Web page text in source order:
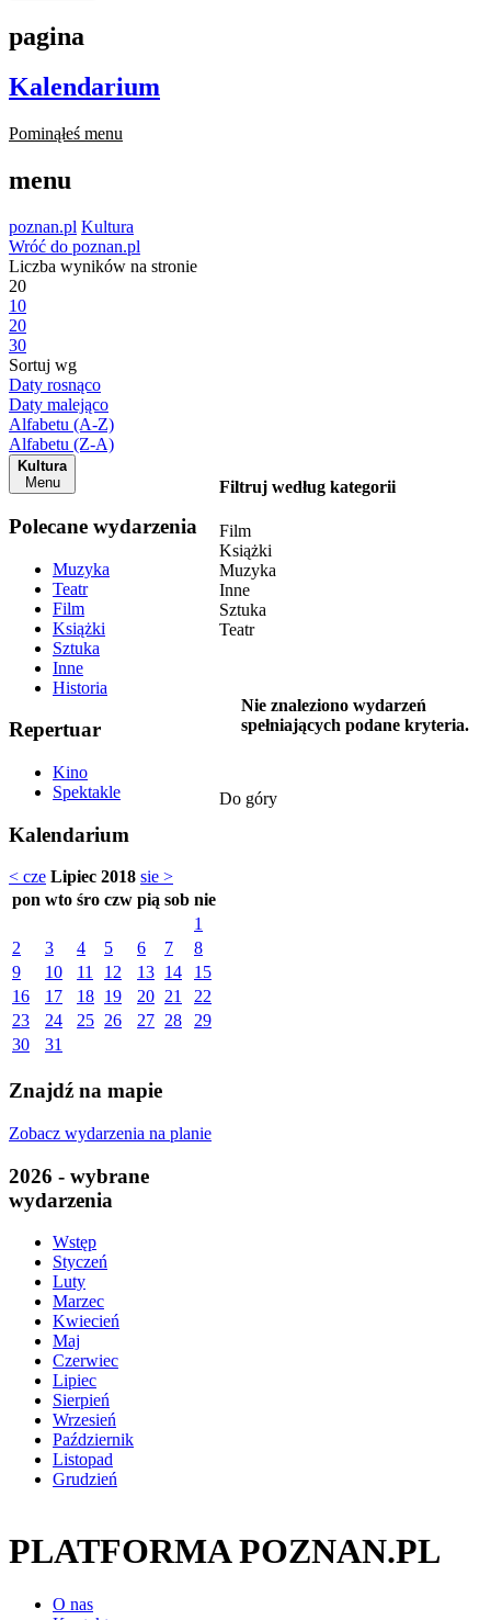
pagina
Kalendarium
Pominąłeś menu
menu
poznan.pl Kultura
Wróć do poznan.pl
Liczba wyników na stronie
20
10
20
30
Sortuj wg
Daty rosnąco
Daty malejąco
Alfabetu (A-Z)
Alfabetu (Z-A)
Kultura
Menu
Polecane wydarzenia
Muzyka
Teatr
Film
Książki
Sztuka
Inne
Historia
Repertuar
Kino
Spektakle
Kalendarium
< cze Lipiec 2018 sie >
pon wto śro czw pią sob nie
1
2
3 4 5 6 7
8
9
10 11 12 13 14
15
16
17 18 19 20 21
22
23
24 25 26 27 28
29
30
31
Znajdź na mapie
Zobacz wydarzenia na planie
2026 - wybrane
wydarzenia
Wstęp
Styczeń
Luty
Marzec
Kwiecień
Maj
Czerwiec
Lipiec
Sierpień
Wrzesień
Październik
Listopad
Grudzień
Filtruj według kategorii
Film
Książki
Muzyka
Inne
Sztuka
Teatr
Nie znaleziono wydarzeń
spełniających podane kryteria.
Do góry
PLATFORMA POZNAN.PL
O nas